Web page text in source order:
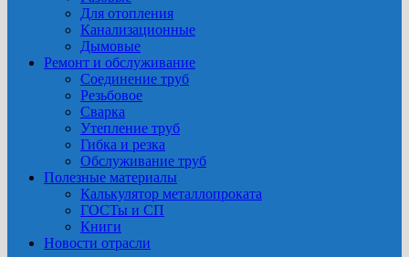
Для отопления
Канализационные
Дымовые
Ремонт и обслуживание
Соединение труб
Резьбовое
Сварка
Утепление труб
Гибка и резка
Обслуживание труб
Полезные материалы
Калькулятор металлопроката
ГОСТы и СП
Книги
Новости отрасли